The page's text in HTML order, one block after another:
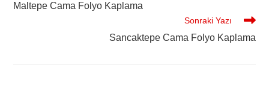
Maltepe Cama Folyo Kaplama
Sonraki Yazı
Sancaktepe Cama Folyo Kaplama